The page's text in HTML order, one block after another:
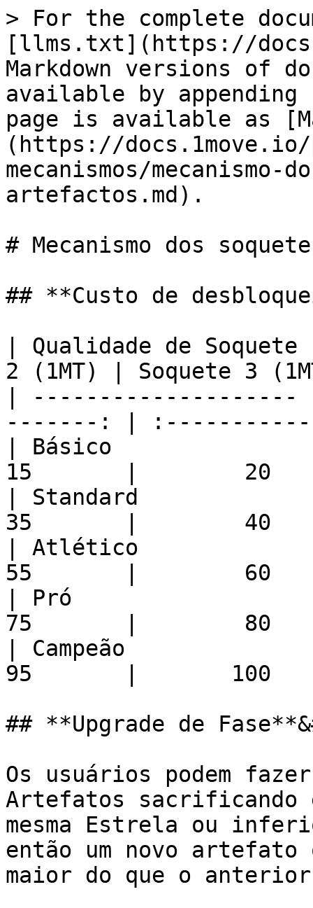
> For the complete
[llms.txt](https://
Markdown versions of
available by
page is available as
(https://
mecanismos/mecanismo-
artefactos.md).
# Mecanismo dos
## **Custo de
| Qualidade de
2 (1MT) | Soquete 3
|
-------: |
| Básico
15       |        20
| Standard
35       |        40
| Atlético
55       |        60
| Pró
75       |        80
| Campeão
95       |       100
## **Upgrade de
Os usuários podem
Artefatos
mesma Estrela ou
então um novo artefato
maior do que o anterior